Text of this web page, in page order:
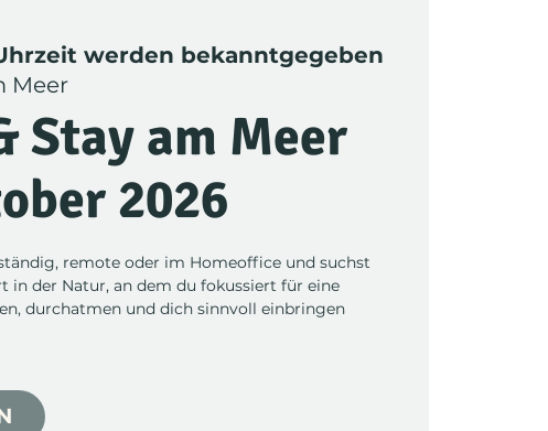
werden bekanntgegeben
Meer
Stay am Meer
2026
remote oder im Homeoffice und suchst
in der Natur, an dem du fokussiert für eine
durchatmen und dich sinnvoll einbringen